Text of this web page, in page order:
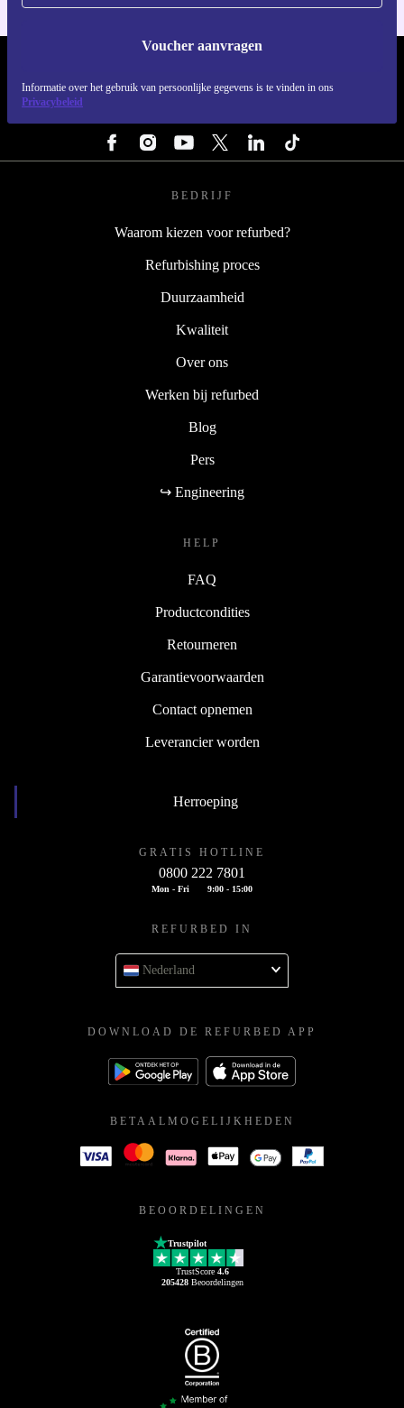
Voucher aanvragen
Informatie over het gebruik van persoonlijke gegevens is te vinden in ons
Privacybeleid
BEDRIJF
Waarom kiezen voor refurbed?
Refurbishing proces
Duurzaamheid
Kwaliteit
Over ons
Werken bij refurbed
Blog
Pers
↪ Engineering
HELP
FAQ
Productcondities
Retourneren
Garantievoorwaarden
Contact opnemen
Leverancier worden
Herroeping
GRATIS HOTLINE
0800 222 7801
Mon - Fri 9:00 - 15:00
REFURBED IN
Nederland
DOWNLOAD DE REFURBED APP
BETAALMOGELIJKHEDEN
BEOORDELINGEN
Trustpilot
TrustScore 4.6
205428Beoordelingen